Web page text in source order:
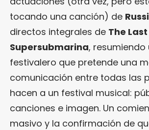
tocando una canción) de
directos integrales de The
Supersubmarina, resumiendo
festivalero que pretende una
comunicación entre todas las
hacen a un festival musical:
canciones e imagen. Un
masivo y la confirmación de